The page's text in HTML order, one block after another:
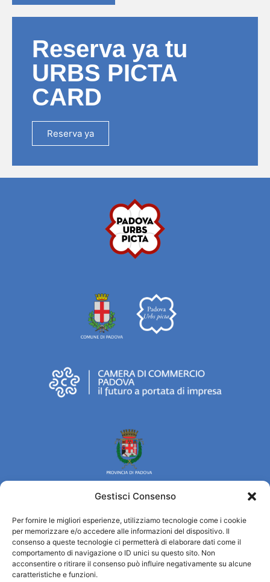
Gestisci Consenso
Per fornire le migliori esperienze, utilizziamo tecnologie come i cookie
per memorizzare e/o accedere alle informazioni del dispositivo. Il
consenso a queste tecnologie ci permetterà di elaborare dati come il
comportamento di navigazione o ID unici su questo sito. Non
acconsentire o ritirare il consenso può influire negativamente su alcune
caratteristiche e funzioni.
Reserva ya tu
URBS PICTA
CARD
Reserva ya
Turismo Padova
Quiénes somos
INFORMACIÓN TURÍSTICA / IAT